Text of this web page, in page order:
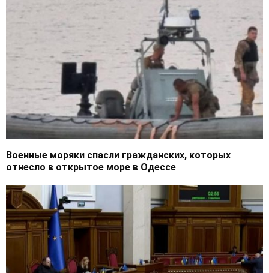
Военные моряки спасли гражданских, которых
отнесло в открытое море в Одессе